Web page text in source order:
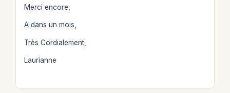
Merci encore,
A dans un mois,
Très Cordialement,
Laurianne